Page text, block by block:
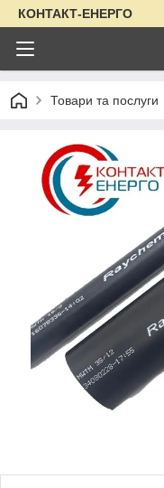
КОНТАКТ-ЕНЕРГО
Товари та послуги